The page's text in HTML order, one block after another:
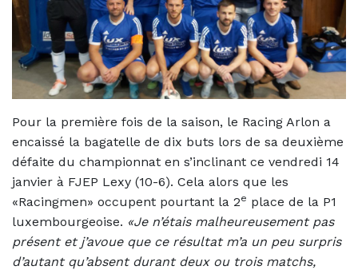
Pour la première fois de la saison, le Racing Arlon a
encaissé la bagatelle de dix buts lors de sa deuxième
défaite du championnat en s’inclinant ce vendredi 14
janvier à FJEP Lexy (10-6). Cela alors que les
«Racingmen» occupent pourtant la 2e place de la P1
luxembourgeoise. «Je n’étais malheureusement pas
présent et j’avoue que ce résultat m’a un peu surpris
d’autant qu’absent durant deux ou trois matchs,